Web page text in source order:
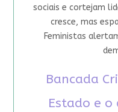
sociais e cortejam
cresce, mas
Feministas
Bancada
Estado e